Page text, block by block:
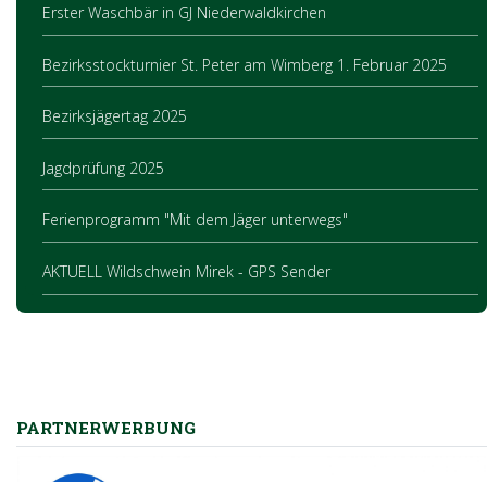
Erster Waschbär in GJ Niederwaldkirchen
Bezirksstockturnier St. Peter am Wimberg 1. Februar 2025
Bezirksjägertag 2025
Jagdprüfung 2025
Ferienprogramm "Mit dem Jäger unterwegs"
AKTUELL Wildschwein Mirek - GPS Sender
PARTNERWERBUNG